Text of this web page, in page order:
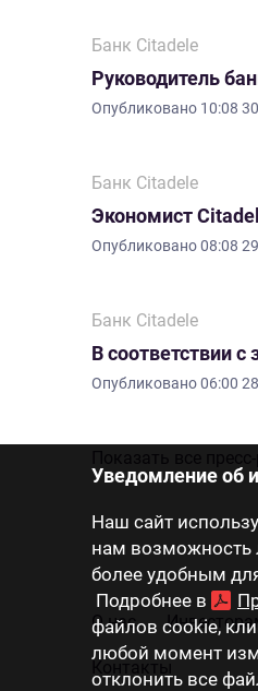
Уведомление об
Наш сайт
нам возможность
более удобным
Подробнее в
файлов cookie,
любой момент
отклонить все
Банк Citadele
Руководитель
Опубликовано 10:08
Банк Citadele
Экономист
Опубликовано08:08
Банк Citadele
В соответствии
Опубликовано06:00
О нас